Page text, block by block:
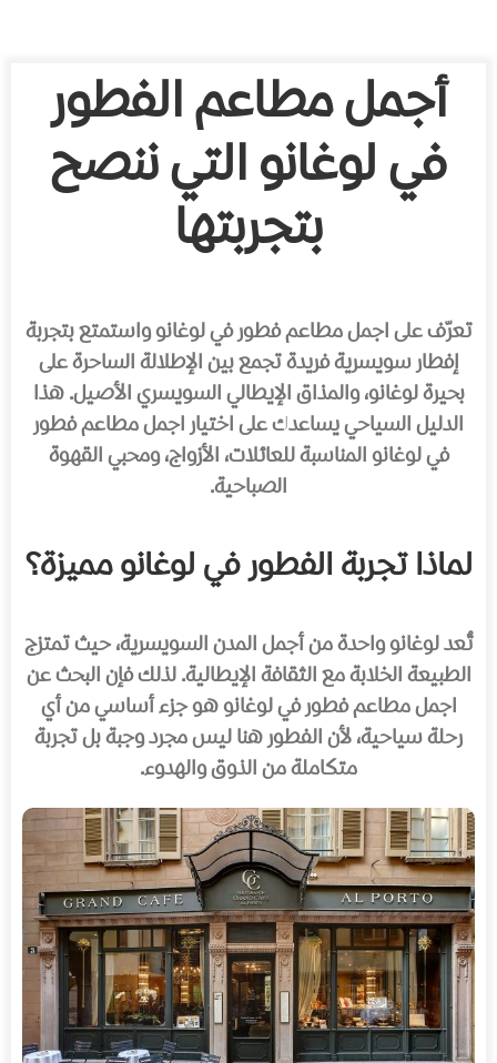
أجمل مطاعم الفطور
في لوغانو التي ننصح
بتجربتها
تعرّف على اجمل مطاعم فطور في لوغانو واستمتع بتجربة
إفطار سويسرية فريدة تجمع بين الإطلالة الساحرة على
بحيرة لوغانو، والمذاق الإيطالي السويسري الأصيل. هذا
الدليل السياحي يساعدك على اختيار اجمل مطاعم فطور
في لوغانو المناسبة للعائلات، الأزواج، ومحبي القهوة
الصباحية.
لماذا تجربة الفطور في لوغانو مميزة؟
تُعد لوغانو واحدة من أجمل المدن السويسرية، حيث تمتزج
الطبيعة الخلابة مع الثقافة الإيطالية. لذلك فإن البحث عن
اجمل مطاعم فطور في لوغانو هو جزء أساسي من أي
رحلة سياحية، لأن الفطور هنا ليس مجرد وجبة بل تجربة
متكاملة من الذوق والهدوء.